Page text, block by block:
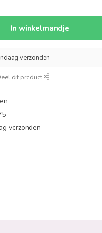
In winkelmandje
verzonden
dit product
verzonden